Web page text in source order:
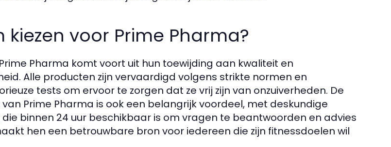
kiezen voor Prime Pharma?
Pharma komt voort uit hun toewijding aan kwaliteit en
Alle producten zijn vervaardigd volgens strikte normen en
tests om ervoor te zorgen dat ze vrij zijn van onzuiverheden. De
Prime Pharma is ook een belangrijk voordeel, met deskundige
binnen 24 uur beschikbaar is om vragen te beantwoorden en advies
hen een betrouwbare bron voor iedereen die zijn fitnessdoelen wil